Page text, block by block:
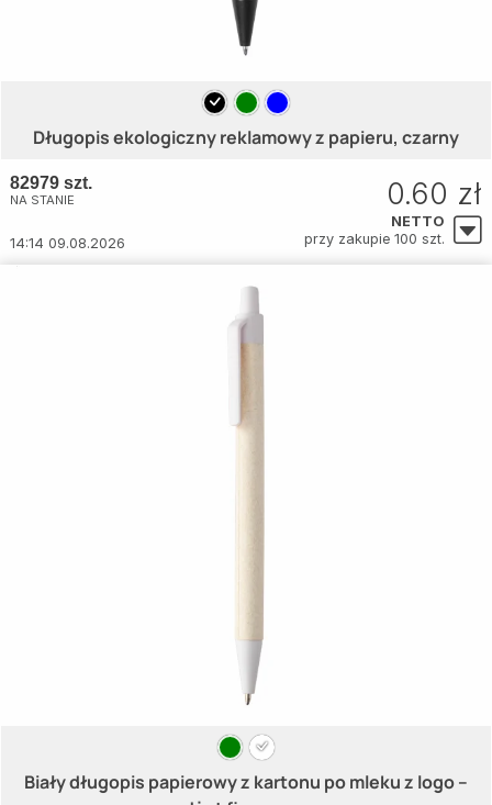
Długopis ekologiczny reklamowy z papieru, czarny
82979 szt.
NA STANIE
14:14 09.08.2026
0.60 zł
NETTO
przy zakupie 100 szt.
Biały długopis papierowy z kartonu po mleku z logo –